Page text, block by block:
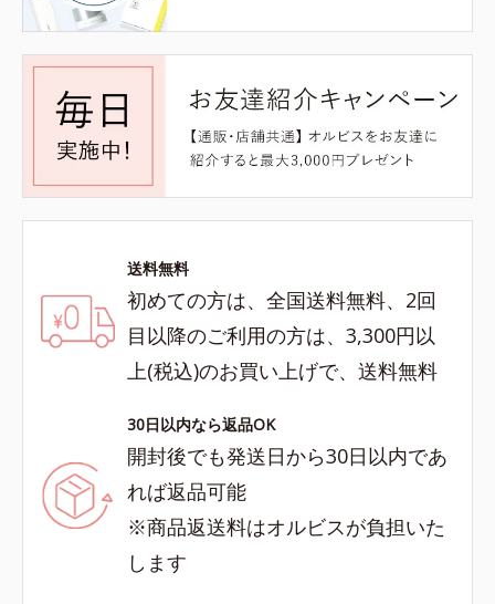
送料無料
初めての方は、全国送料無料、2回
目以降のご利用の方は、3,300円以
上(税込)のお買い上げで、送料無料
30日以内なら返品OK
開封後でも発送日から30日以内であ
れば返品可能
※商品返送料はオルビスが負担いた
します